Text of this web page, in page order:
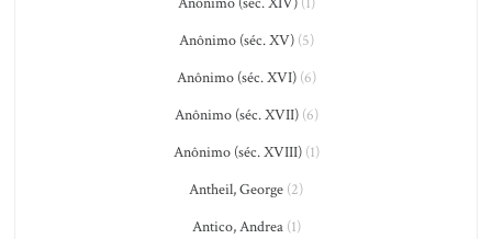
Anônimo (séc. XV)(5)
Anônimo (séc. XVI)(6)
Anônimo (séc. XVII)(6)
Anônimo (séc. XVIII)(1)
Antheil, George (2)
Antico, Andrea(1)